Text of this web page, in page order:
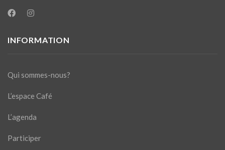
INFORMATION
Qui sommes-nous?
L’espace Café
L’agenda
Participer